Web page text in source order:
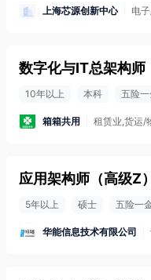
上海芯源创新中心 电
数字化与IT总架构师
10年以上 本科 五险一
箱箱共用 租赁业,货运/
应用架构师（高级Z）
5年以上 硕士 五险一
华能信息技术有限公司